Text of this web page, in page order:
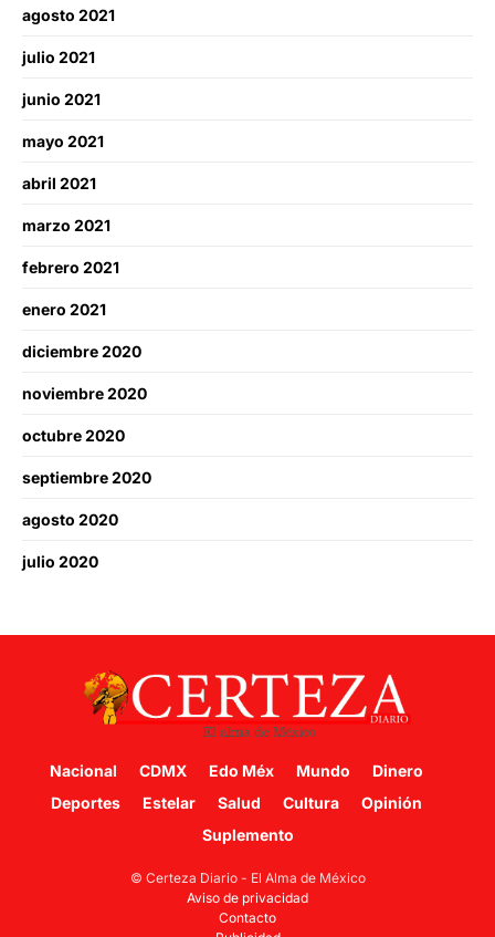
agosto 2021
julio 2021
junio 2021
mayo 2021
abril 2021
marzo 2021
febrero 2021
enero 2021
diciembre 2020
noviembre 2020
octubre 2020
septiembre 2020
agosto 2020
julio 2020
Nacional CDMX Edo Méx Mundo
Dinero
Deportes
Estelar Salud Cultura
Opinión
Suplemento
© Certeza Diario - El Alma de México
Aviso de privacidad
Contacto